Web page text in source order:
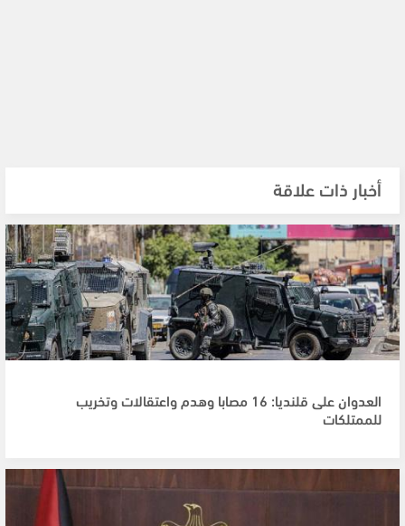
أخبار ذات علاقة
العدوان على قلنديا: 16 مصابا وهدم واعتقالات وتخريب
للممتلكات